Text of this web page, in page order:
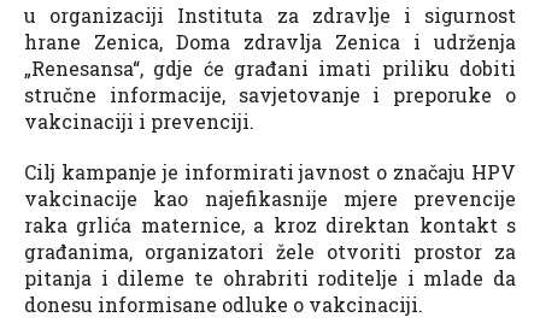
u organizaciji Instituta za zdravlje i sigurnost
hrane Zenica, Doma zdravlja Zenica i udrženja
„Renesansa“, gdje će građani imati priliku dobiti
stručne informacije, savjetovanje i preporuke o
vakcinaciji i prevenciji.
Cilj kampanje je informirati javnost o značaju HPV
vakcinacije kao najefikasnije mjere prevencije
raka grlića maternice, a kroz direktan kontakt s
građanima, organizatori žele otvoriti prostor za
pitanja i dileme te ohrabriti roditelje i mlade da
donesu informisane odluke o vakcinaciji.